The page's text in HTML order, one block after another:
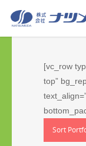
[vc_row
top”
Sort